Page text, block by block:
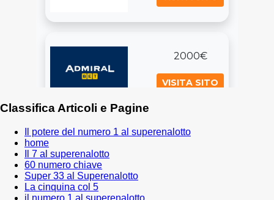
Classifica Articoli e Pagine
Il potere del numero 1 al superenalotto
home
Il 7 al superenalotto
60 numero chiave
Super 33 al Superenalotto
La cinquina col 5
il numero 1 al superenalotto